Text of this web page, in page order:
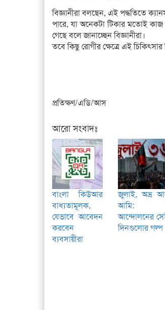
বিজ্ঞানীরা বলছেন, এই পদ্ধতিতে
পারে, যা অনেকটা টিকার মতোই কাজ
গেছে বলে জানাচ্ছেন বিজ্ঞানীরা।
তবে কিছু রোগীর ক্ষেত্রে এই
প্রতিক্ষণ/এডি/আস
আরো সংবাদঃ
বাংলা কিউআর
বাধ্যতামূলক,
যেভাবে আবেদন
করবেন
ব্যবসায়ীরা
জুলাই, অভ্র
আমি:
আন্দোলনের
দিনগুলোর গল্প